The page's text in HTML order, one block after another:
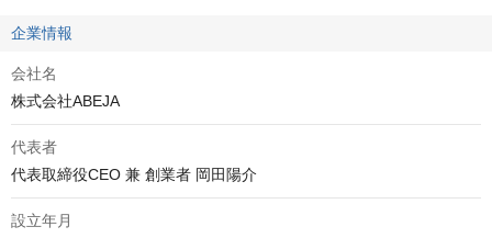
企業情報
会社名
株式会社ABEJA
代表者
代表取締役CEO 兼 創業者 岡田陽介
設立年月